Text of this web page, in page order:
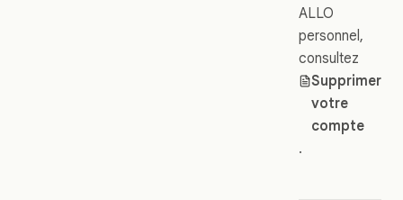
ALLO
personnel,
consultez
Supprimer
votre
compte
.